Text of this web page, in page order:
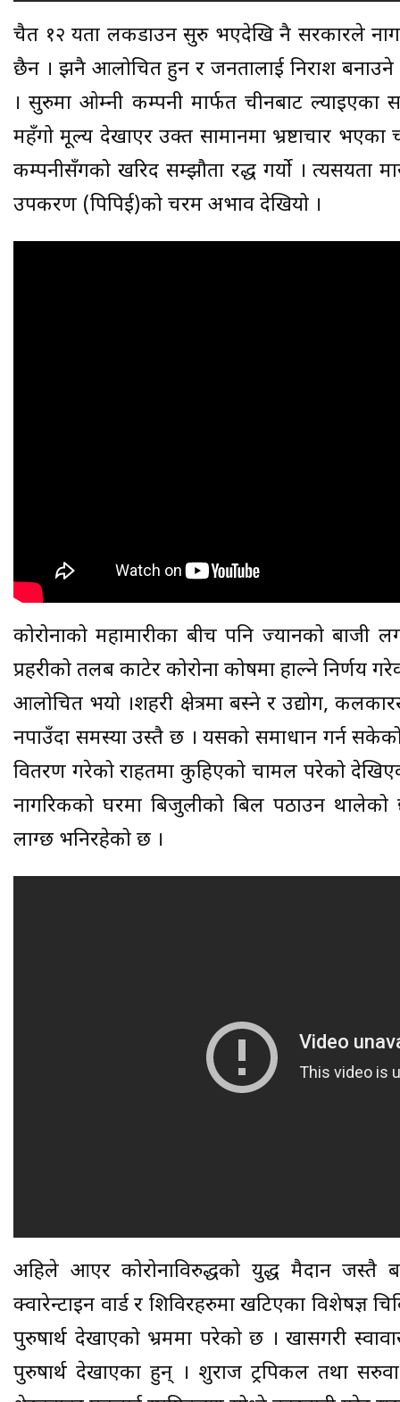
चैत १२ यता लकडाउन सुरु भएदेखि नै सरकारले
छैन । झनै आलोचित हुन र जनतालाई निराश बनाउने
। सुरुमा ओम्नी कम्पनी मार्फत चीनबाट ल्याइएका
महँगो मूल्य देखाएर उक्त सामानमा भ्रष्टाचार भएका
कम्पनीसँगको खरिद सम्झौता रद्ध गर्यो । त्यसयता
उपकरण (पिपिई)को चरम अभाव देखियो ।
कोरोनाको महामारीका बीच पनि ज्यानको बाजी
प्रहरीको तलब काटेर कोरोना कोषमा हाल्ने निर्णय
आलोचित भयो ।शहरी क्षेत्रमा बस्ने र उद्योग,
नपाउँदा समस्या उस्तै छ । यसको समाधान गर्न
वितरण गरेको राहतमा कुहिएको चामल परेको
नागरिकको घरमा बिजुलीको बिल पठाउन थालेको
लाग्छ भनिरहेको छ ।
अहिले आएर कोरोनाविरुद्धको युद्ध मैदान
क्वारेन्टाइन वार्ड र शिविरहरुमा खटिएका विशेषज्ञ
पुरुषार्थ देखाएको भ्रममा परेको छ । खासगरी
पुरुषार्थ देखाएका हुन् । शुक्रराज ट्रपिकल तथा